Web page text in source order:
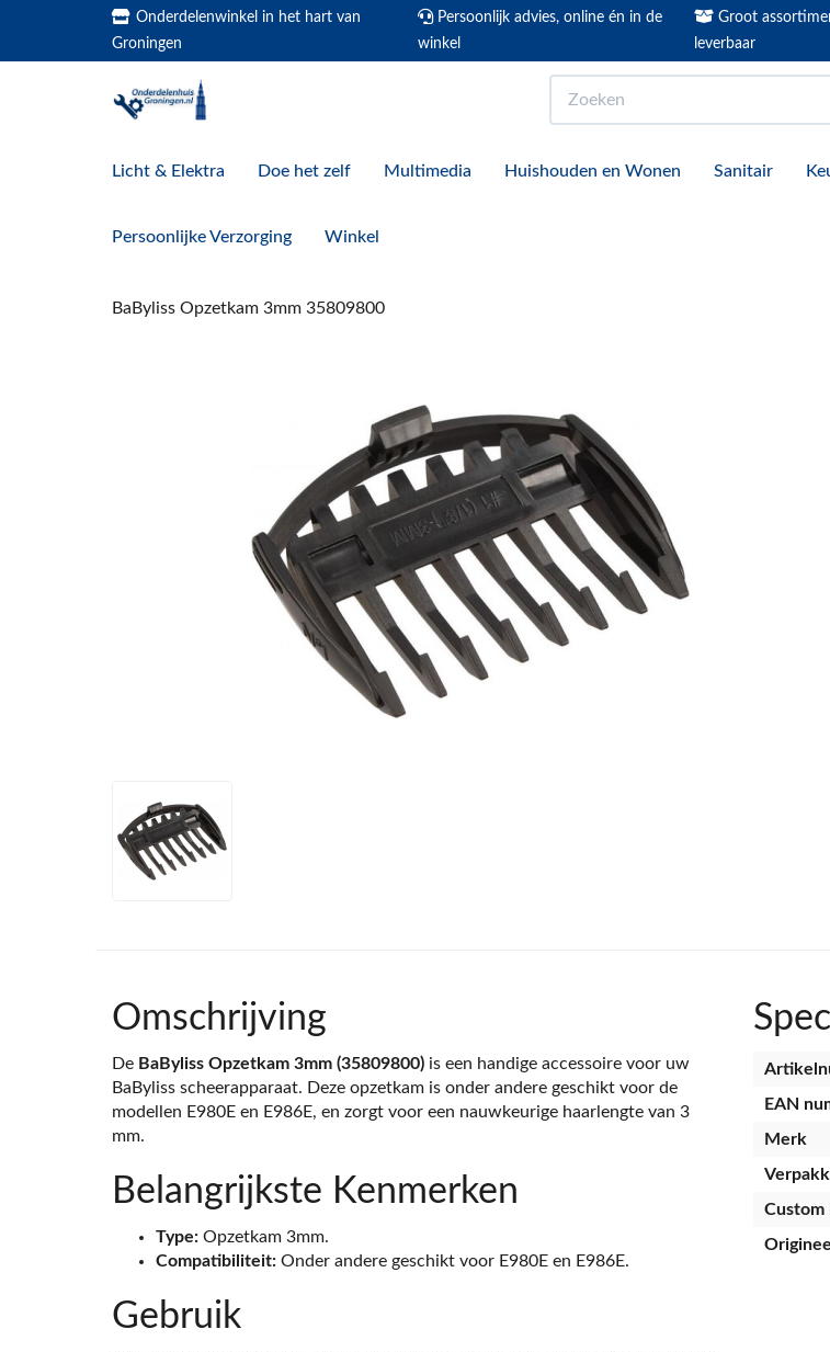
Onderdelenwinkel in het hart van
Groningen
Persoonlijk advies, online én in de
winkel
Groot
leverbaar
Licht & Elektra Doe het zelf Multimedia Huishouden en Wonen Sanitair
Persoonlijke Verzorging Winkel
BaByliss Opzetkam 3mm 35809800
Omschrijving
De BaByliss Opzetkam 3mm (35809800) is een handige accessoire voor uw
BaByliss scheerapparaat. Deze opzetkam is onder andere geschikt voor de
modellen E980E en E986E, en zorgt voor een nauwkeurige haarlengte van 3
mm.
Belangrijkste Kenmerken
Type: Opzetkam 3mm.
Compatibiliteit: Onder andere geschikt voor E980E en E986E.
Gebruik
EAN
Merk
Custom